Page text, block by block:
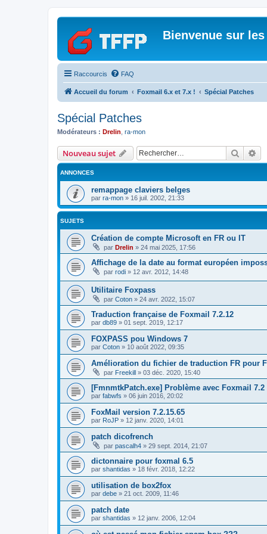
Bienvenue sur
Raccourcis FAQ
Accueil du forum Foxmail 6.x et 7.x ! Spécial Patches
Spécial Patches
Modérateurs : Drelin ra-mon
Nouveau sujet
ANNONCES
remappage claviers belges
par ra-mon » 16 juil. 2002, 21:33
SUJETS
Création de compte Microsoft en FR ou IT
par Drelin » 24 mai 2025, 17:56
Affichage de la date au format européen
par rodi » 12 avr. 2012, 14:48
Utilitaire Foxpass
par Coton » 24 avr. 2022, 15:07
Traduction française de Foxmail 7.2.12
par db89 » 01 sept. 2019, 12:17
FOXPASS pou Windows 7
par Coton » 10 août 2022, 09:35
Amélioration du fichier de traduction FR pour
par Freekill » 03 déc. 2020, 15:40
[FmnmtkPatch.exe] Problème avec Foxmail 7.2
par fabwfs » 06 juin 2016, 20:02
FoxMail version 7.2.15.65
par RoJP » 12 janv. 2020, 14:01
patch dicofrench
par pascalh4 » 29 sept. 2014, 21:07
dictonnaire pour foxmal 6.5
par shantidas » 18 févr. 2018, 12:22
utilisation de box2fox
par debe » 21 oct. 2009, 11:46
patch date
par shantidas » 12 janv. 2006, 12:04